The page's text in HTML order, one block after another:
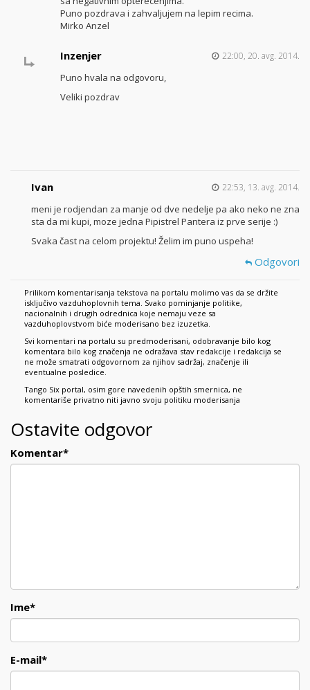
Puno pozdrava i zahvaljujem na lepim recima.
Mirko Anzel
Inzenjer 22:00, 20. avg. 2014.
Puno hvala na odgovoru,
Veliki pozdrav
Ivan 22:53, 13. avg. 2014.
meni je rodjendan za manje od dve nedelje pa ako neko ne zna
sta da mi kupi, moze jedna Pipistrel Pantera iz prve serije :)
Svaka čast na celom projektu! Želim im puno uspeha!
Odgovori
Prilikom komentarisanja tekstova na portalu molimo vas da se držite
isključivo vazduhoplovnih tema. Svako pominjanje politike,
nacionalnih i drugih odrednica koje nemaju veze sa
vazduhoplovstvom biće moderisano bez izuzetka.
Svi komentari na portalu su predmoderisani, odobravanje bilo kog
komentara bilo kog značenja ne odražava stav redakcije i redakcija se
ne može smatrati odgovornom za njihov sadržaj, značenje ili
eventualne posledice.
Tango Six portal, osim gore navedenih opštih smernica, ne
komentariše privatno niti javno svoju politiku moderisanja
Ostavite odgovor
Komentar*
Ime*
E-mail*